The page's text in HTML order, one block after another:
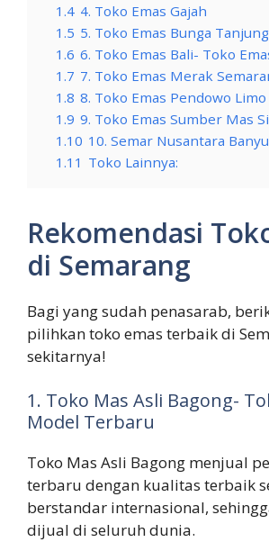
1.4 4. Toko Emas Gajah
1.5 5. Toko Emas Bunga Tanjung
1.6 6. Toko Emas Bali- Toko
1.7 7. Toko Emas Merak
1.8 8. Toko Emas Pendowo Limo
1.9 9. Toko Emas Sumber Mas
1.10 10. Semar Nusantara
1.11 Toko Lainnya:
Rekomendasi
di Semarang
Bagi yang sudah penasarab,
pilihkan toko emas terbaik di
sekitarnya!
1. Toko Mas Asli Bagong-
Model Terbaru
Toko Mas Asli Bagong menjual
terbaru dengan kualitas terbaik
berstandar internasional,
dijual di seluruh dunia.